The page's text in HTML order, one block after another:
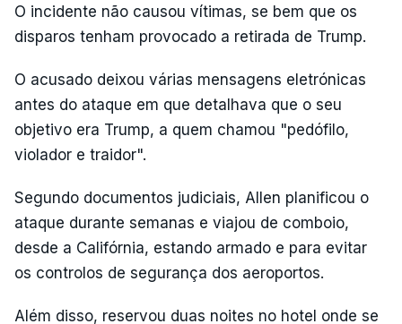
O incidente não causou vítimas, se bem que os
disparos tenham provocado a retirada de Trump.
O acusado deixou várias mensagens eletrónicas
antes do ataque em que detalhava que o seu
objetivo era Trump, a quem chamou "pedófilo,
violador e traidor".
Segundo documentos judiciais, Allen planificou o
ataque durante semanas e viajou de comboio,
desde a Califórnia, estando armado e para evitar
os controlos de segurança dos aeroportos.
Além disso, reservou duas noites no hotel onde se